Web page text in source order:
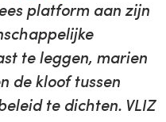
platform aan zijn
te leggen, marien
de kloof tussen
te dichten. VLIZ